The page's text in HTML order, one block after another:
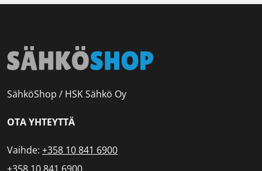
SähköShop / HSK Sähkö Oy
OTA YHTEYTTÄ
Vaihde: +358 10 841 6900